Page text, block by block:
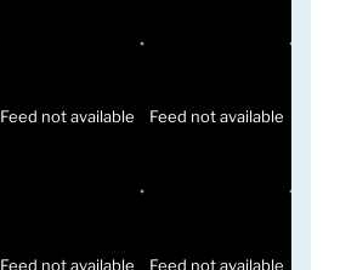
Feed not available Feed not available
Feed not available Feed not available